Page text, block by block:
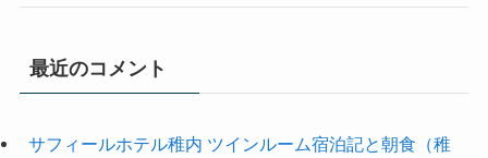
最近のコメント
サフィールホテル稚内 ツインルーム宿泊記と朝食（稚